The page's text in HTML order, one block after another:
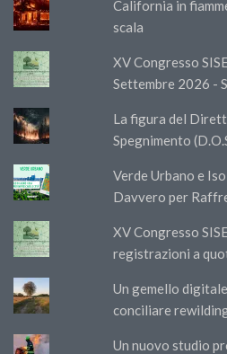
California in
scala
XV Congresso
Settembre 2026 -
La figura del
Spegnimento
Verde Urbano e
Davvero per
XV Congresso
registrazioni a
Un gemello
conciliare
Un nuovo studio